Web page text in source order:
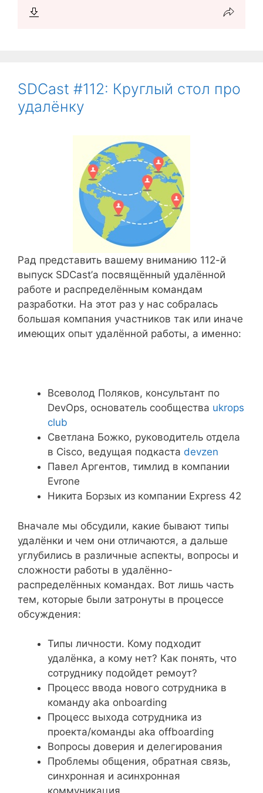
SDCast #112: Круглый стол про
удалёнку
Рад представить вашему вниманию 112-й
выпуск SDCast’а посвящённый удалённой
работе и распределённым командам
разработки. На этот раз у нас собралась
большая компания участников так или иначе
имеющих опыт удалённой работы, а именно:
Всеволод Поляков, консультант по
DevOps, основатель сообщества ukrops
club
Светлана Божко, руководитель отдела
в Cisco, ведущая подкаста devzen
Павел Аргентов, тимлид в компании
Evrone
Никита Борзых из компании Express 42
Вначале мы обсудили, какие бывают типы
удалёнки и чем они отличаются, а дальше
углубились в различные аспекты, вопросы и
сложности работы в удалённо-
распределённых командах. Вот лишь часть
тем, которые были затронуты в процессе
обсуждения:
Типы личности. Кому подходит
удалёнка, а кому нет? Как понять, что
сотруднику подойдет ремоут?
Процесс ввода нового сотрудника в
команду aka onboarding
Процесс выхода сотрудника из
проекта/команды aka offboarding
Вопросы доверия и делегирования
Проблемы общения, обратная связь,
синхронная и асинхронная
коммуникация